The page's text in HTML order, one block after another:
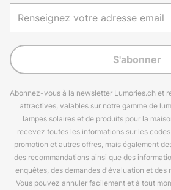
S'abonner
Abonnez-vous à la newsletter Lumories.ch et
attractives, valables sur notre gamme de
lampes solaires et de produits pour la
recevez toutes les informations sur les
promotion et autres offres, mais également
des recommandations ainsi que des
enquêtes, des demandes d'évaluation et des
Vous pouvez annuler facilement et à tout